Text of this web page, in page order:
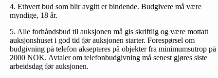
4. Ethvert bud som blir avgitt er bindende. Budgivere må være
myndige, 18 år.
5. Alle forhåndsbud til auksjonen må gis skriftlig og være mottatt
auksjonshuset i god tid før auksjonen starter. Forespørsel om
budgivning på telefon aksepteres på objekter fra minimumsutrop på
2000 NOK. Avtaler om telefonbud­givning må senest gjøres siste
arbeidsdag før auksjonen.